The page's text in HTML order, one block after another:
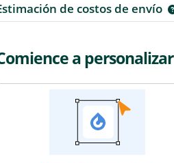
de costos de envío
a